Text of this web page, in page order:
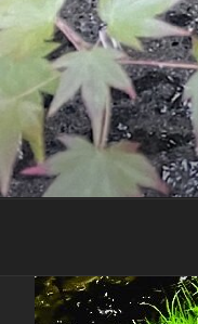
コ
ン
ツ
ス
キ